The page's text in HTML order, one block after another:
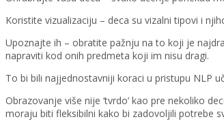
Koristite vizualizaciju – deca su vizalni tipovi i
Upoznajte ih – obratite pažnju na to koji je
napraviti kod onih predmeta koji im nisu dragi.
To bi bili najjednostavniji koraci u pristupu NLP
Obrazovanje više nije ‘tvrdo’ kao pre nekoliko
moraju biti fleksibilni kako bi zadovoljili potrebe